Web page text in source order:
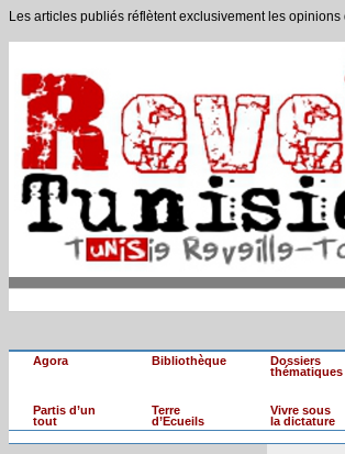
Les articles publiés réflètent exclusivement les opinions
Agora Bibliothèque
Dossiers
thématiques
Partis d’un
tout
Terre
d’Ecueils
Vivre sous
la dictature